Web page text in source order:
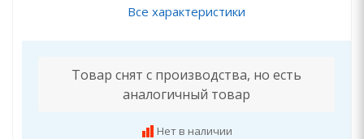
Все характеристики
Товар снят с производства, но есть
аналогичный товар
Нет в наличии